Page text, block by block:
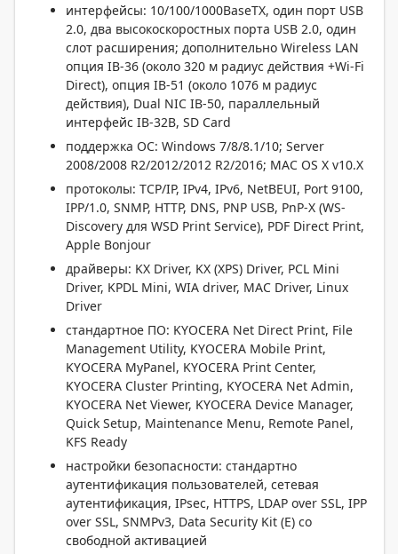
интерфейсы: 10/100/1000BaseTX, один порт USB
2.0, два высокоскоростных порта USB 2.0, один
слот расширения; дополнительно Wireless LAN
опция IB-36 (около 320 м радиус действия +Wi-Fi
Direct), опция IB-51 (около 1076 м радиус
действия), Dual NIC IB-50, параллельный
интерфейс IB-32B, SD Card
поддержка ОС: Windows 7/8/8.1/10; Server
2008/2008 R2/2012/2012 R2/2016; MAC OS X v10.X
протоколы: TCP/IP, IPv4, IPv6, NetBEUI, Port 9100,
IPP/1.0, SNMP, HTTP, DNS, PNP USB, PnP-X (WS-
Discovery для WSD Print Service), PDF Direct Print,
Apple Bonjour
драйверы: KX Driver, KX (XPS) Driver, PCL Mini
Driver, KPDL Mini, WIA driver, MAC Driver, Linux
Driver
стандартное ПО: KYOCERA Net Direct Print, File
Management Utility, KYOCERA Mobile Print,
KYOCERA MyPanel, KYOCERA Print Center,
KYOCERA Cluster Printing, KYOCERA Net Admin,
KYOCERA Net Viewer, KYOCERA Device Manager,
Quick Setup, Maintenance Menu, Remote Panel,
KFS Ready
настройки безопасности: стандартно
аутентификация пользователей, сетевая
аутентификация, IPsec, HTTPS, LDAP over SSL, IPP
over SSL, SNMPv3, Data Security Kit (E) со
свободной активацией